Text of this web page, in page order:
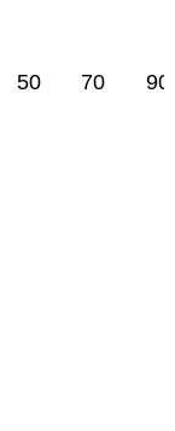
50 70 90